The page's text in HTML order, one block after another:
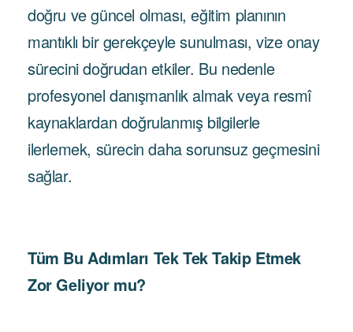
doğru ve güncel olması, eğitim planının
mantıklı bir gerekçeyle sunulması, vize onay
sürecini doğrudan etkiler. Bu nedenle
profesyonel danışmanlık almak veya resmî
kaynaklardan doğrulanmış bilgilerle
ilerlemek, sürecin daha sorunsuz geçmesini
sağlar.
Tüm Bu Adımları Tek Tek Takip Etmek
Zor Geliyor mu?